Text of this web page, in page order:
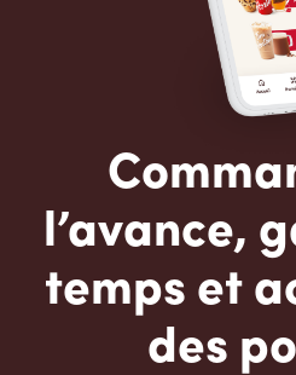
l’avance,
temps et
des